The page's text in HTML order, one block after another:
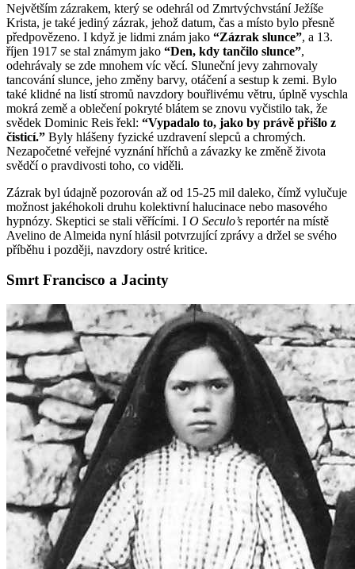
Největším zázrakem, který se odehrál od Zmrtvýchvstání Ježíše
Krista, je také jediný zázrak, jehož datum, čas a místo bylo přesně
předpovězeno. I když je lidmi znám jako “Zázrak slunce”, a 13.
říjen 1917 se stal známym jako “Den, kdy tančilo slunce”,
odehrávaly se zde mnohem víc věcí. Sluneční jevy zahrnovaly
tancování slunce, jeho změny barvy, otáčení a sestup k zemi. Bylo
také klidné na listí stromů navzdory bouřlivému větru, úplně vyschla
mokrá země a oblečení pokryté blátem se znovu vyčistilo tak, že
svědek Dominic Reis řekl: “Vypadalo to, jako by právě přišlo z
čisticí.” Byly hlášeny fyzické uzdravení slepců a chromých.
Nezapočetné veřejné vyznání hříchů a závazky ke změně života
svědčí o pravdivosti toho, co viděli.
Zázrak byl údajně pozorován až od 15-25 mil daleko, čímž vylučuje
možnost jakéhokoli druhu kolektivní halucinace nebo masového
hypnózy. Skeptici se stali věřícími. I O Seculo’s reportér na místě
Avelino de Almeida nyní hlásil potvrzující zprávy a držel se svého
příběhu i později, navzdory ostré kritice.
Smrt Francisco a Jacinty